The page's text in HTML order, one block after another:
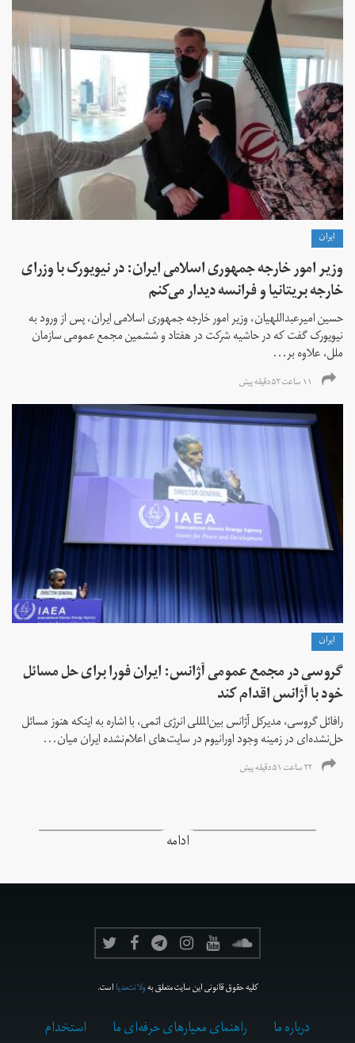
ايران
وزیر امور خارجه جمهوری اسلامی ایران: در نیویورک با وزرای
خارجه بریتانیا و فرانسه دیدار می‌کنم
حسین امیرعبداللهیان، وزیر امور خارجه جمهوری اسلامی ایران، پس از ورود به
نیویورک گفت که در حاشیه شرکت در هفتاد و ششمین مجمع عمومی سازمان
ملل، علاوه بر...
۱۱ ساعت ۵۲ دقیقه پیش
ايران
گروسی در مجمع عمومی آژانس: ایران فورا برای حل مسائل
خود با آژانس اقدام کند
رافائل گروسی، مدیرکل آژانس بین‌المللی انرژی اتمی، با اشاره به اینکه هنوز مسائل
حل‌نشده‌ای در زمینه وجود اورانیوم در سایت‌های اعلام‌نشده ایران میان...
۲۲ ساعت ۵۱ دقیقه پیش
ادامه
کلیه حقوق قانونی این سایت متعلق بهولانت‌مدیااست.
درباره ما راهنمای معیارهای حرفه‌ای ما استخدام